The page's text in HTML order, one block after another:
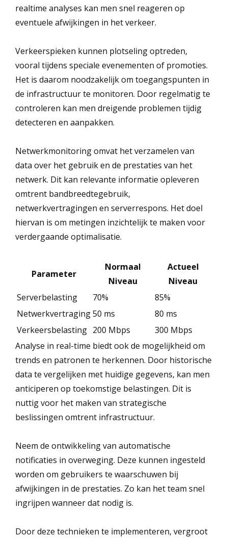
realtime analyses kan men snel reageren op
eventuele afwijkingen in het verkeer.
Verkeerspieken kunnen plotseling optreden,
vooral tijdens speciale evenementen of promoties.
Het is daarom noodzakelijk om toegangspunten in
de infrastructuur te monitoren. Door regelmatig te
controleren kan men dreigende problemen tijdig
detecteren en aanpakken.
Netwerkmonitoring omvat het verzamelen van
data over het gebruik en de prestaties van het
netwerk. Dit kan relevante informatie opleveren
omtrent bandbreedtegebruik,
netwerkvertragingen en serverrespons. Het doel
hiervan is om metingen inzichtelijk te maken voor
verdergaande optimalisatie.
Parameter
Normaal
Niveau
Actueel
Niveau
Serverbelasting
70%
85%
Netwerkvertraging50 ms
80 ms
Verkeersbelasting 200 Mbps
300 Mbps
Analyse in real-time biedt ook de mogelijkheid om
trends en patronen te herkennen. Door historische
data te vergelijken met huidige gegevens, kan men
anticiperen op toekomstige belastingen. Dit is
nuttig voor het maken van strategische
beslissingen omtrent infrastructuur.
Neem de ontwikkeling van automatische
notificaties in overweging. Deze kunnen ingesteld
worden om gebruikers te waarschuwen bij
afwijkingen in de prestaties. Zo kan het team snel
ingrijpen wanneer dat nodig is.
Door deze technieken te implementeren, vergroot